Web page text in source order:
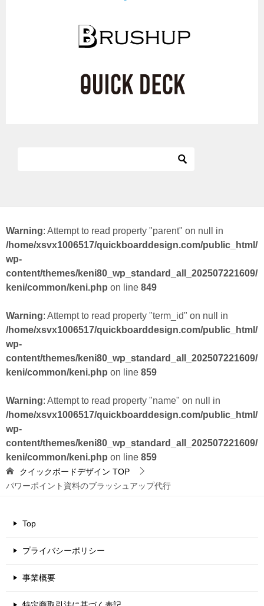
Warning: Attempt to read property "parent" on null in
/home/xsvx1006517/quickboarddesign.com/public_html/
wp-
content/themes/keni80_wp_standard_all_202507221609/
keni/common/keni.php on line 849
Warning: Attempt to read property "term_id" on null in
/home/xsvx1006517/quickboarddesign.com/public_html/
wp-
content/themes/keni80_wp_standard_all_202507221609/
keni/common/keni.php on line 859
Warning: Attempt to read property "name" on null in
/home/xsvx1006517/quickboarddesign.com/public_html/
wp-
content/themes/keni80_wp_standard_all_202507221609/
keni/common/keni.php on line 859
クイックボードデザイン TOP
パワーポイント資料のブラッシュアップ代行
Top
プライバシーポリシー
事業概要